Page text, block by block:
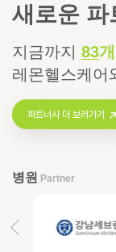
새로운 파
지금까지 83개
레몬헬스케어
파트너사 더 보러가기
병원 Partner